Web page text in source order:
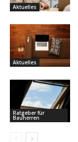
Aktuelles
Aktuelles
Ratgeber für
Bauherren